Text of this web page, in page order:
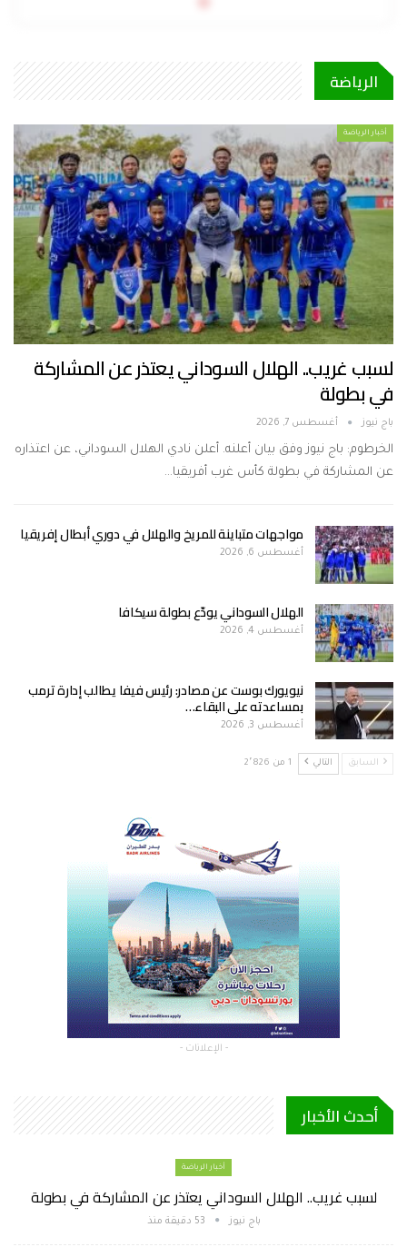
0
الرياضة
أخبار الرياضة
لسبب غريب.. الهلال السوداني يعتذر عن المشاركة
في بطولة
باج نيوز أغسطس 7, 2026
الخرطوم: باج نيوز وفق بيان أعلنه. أعلن نادي الهلال السوداني، عن اعتذاره
عن المشاركة في بطولة كأس غرب أفريقيا…
مواجهات متباينة للمريخ والهلال في دوري أبطال إفريقيا
أغسطس 6, 2026
الهلال السوداني يودّع بطولة سيكافا
أغسطس 4, 2026
نيويورك بوست عن مصادر: رئيس فيفا يطالب إدارة ترمب
بمساعدته على البقاء…
أغسطس 3, 2026
السابق التالي 1 من 2٬826
- الإعلانات -
أحدث الأخبار
أخبار الرياضة
لسبب غريب.. الهلال السوداني يعتذر عن المشاركة في بطولة
باج نيوز 53 دقيقة منذ